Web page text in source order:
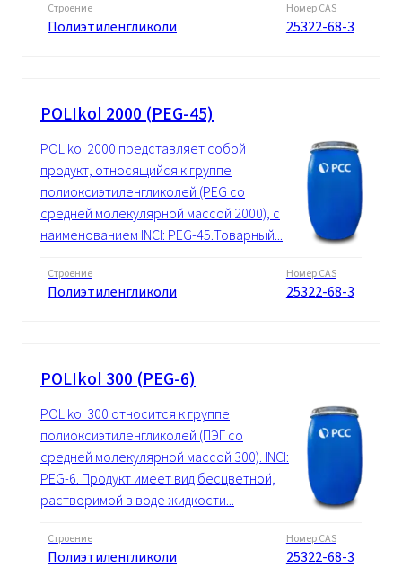
Строение
Полиэтиленгликоли
Номер CAS
25322-68-3
POLIkol 2000 (PEG-45)
POLIkol 2000 представляет собой
продукт, относящийся к группе
полиоксиэтиленгликолей (PEG со
средней молекулярной массой 2000), с
наименованием INCI: PEG-45.Товарный...
Строение
Полиэтиленгликоли
Номер CAS
25322-68-3
POLIkol 300 (PEG-6)
POLIkol 300 относится к группе
полиоксиэтиленгликолей (ПЭГ со
средней молекулярной массой 300). INCI:
PEG-6. Продукт имеет вид бесцветной,
растворимой в воде жидкости...
Строение
Полиэтиленгликоли
Номер CAS
25322-68-3